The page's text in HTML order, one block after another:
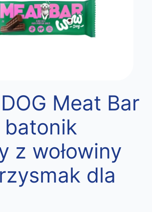
Meat Bar
batonik
z wołowiny
dla